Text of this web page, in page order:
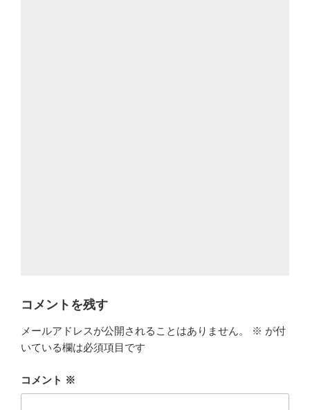
コメントを残す
メールアドレスが公開されることはありません。 ※ が付
いている欄は必須項目です
コメント ※